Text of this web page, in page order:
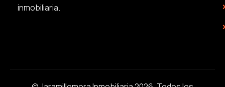
inmobiliaria.